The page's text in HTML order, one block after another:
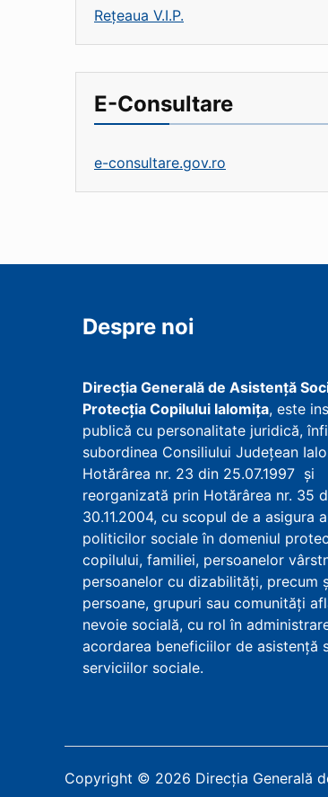
Rețeaua V.I.P.
E-Consultare
e-consultare.gov.ro
Despre noi
Direcţia Generală de Asistenţă
Protecţia Copilului Ialomița, este
publică cu personalitate juridică,
subordinea Consiliului Județean
Hotărârea nr. 23 din 25.07.1997 şi
reorganizată prin Hotărârea nr. 35
30.11.2004, cu scopul de a asigura
politicilor sociale în domeniul
copilului, familiei, persoanelor
persoanelor cu dizabilităţi, precum
persoane, grupuri sau comunităţi
nevoie socială, cu rol în
acordarea beneficiilor de asistenţă
serviciilor sociale.
Copyright © 2026 Direcția Generală